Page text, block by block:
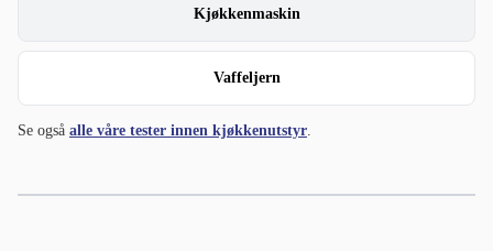
Kjøkkenmaskin
Vaffeljern
Se også alle våre tester innen kjøkkenutstyr